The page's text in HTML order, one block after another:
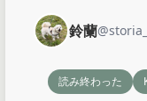
鈴蘭@
読み終わった